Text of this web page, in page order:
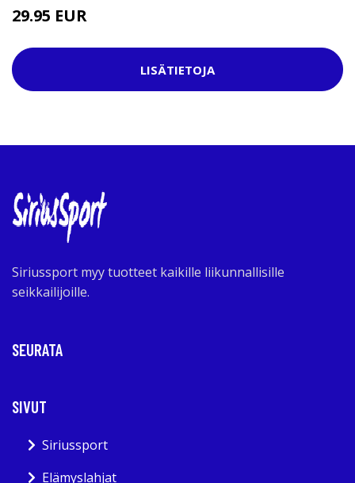
29.95 EUR
LISÄTIETOJA
Siriussport myy tuotteet kaikille liikunnallisille
seikkailijoille.
SEURATA
SIVUT
Siriussport
Elämyslahjat